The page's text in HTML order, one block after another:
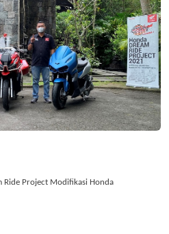
Ride Project Modifikasi Honda